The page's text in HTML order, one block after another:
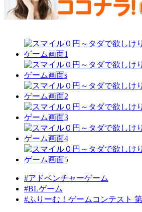
#アドベンチャーゲーム
#BLゲーム
#ふりーむ！ゲームコンテスト